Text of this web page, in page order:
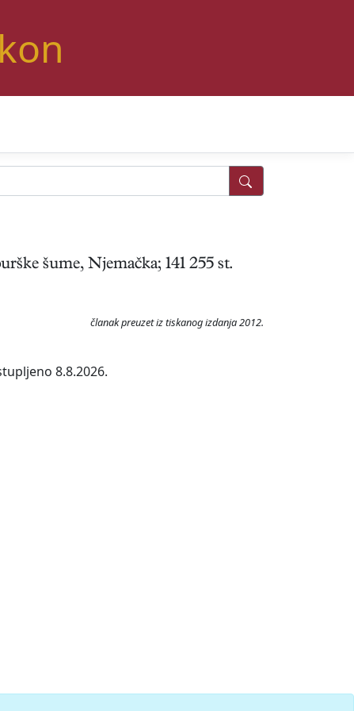
šume, Njemačka; 141 255 st.
članak preuzet iz tiskanog izdanja 2012.
8.8.2026.